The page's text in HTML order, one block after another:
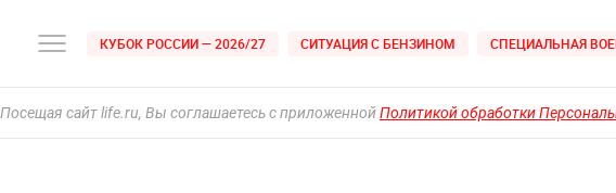
КУБОК РОССИИ — 2026/27 СИТУАЦИЯ С БЕНЗИНОМ СПЕЦИАЛЬНАЯ
Посещая сайт life.ru, Вы соглашаетесь с приложеннойПолитикой обработки